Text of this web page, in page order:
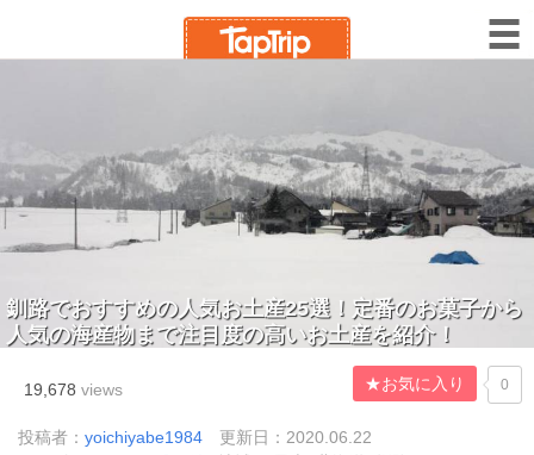
釧路でおすすめの人気お土産25選！定番のお菓子から
人気の海産物まで注目度の高いお土産を紹介！
19,678 views ★お気に入り 0
投稿者： yoichiyabe1984
更新日：2020.06.22